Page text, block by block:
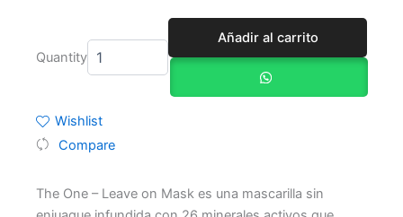
Quantity
all
one
Modani
Añadir al carrito
Wishlist
Compare
The One – Leave on Mask es una mascarilla sin